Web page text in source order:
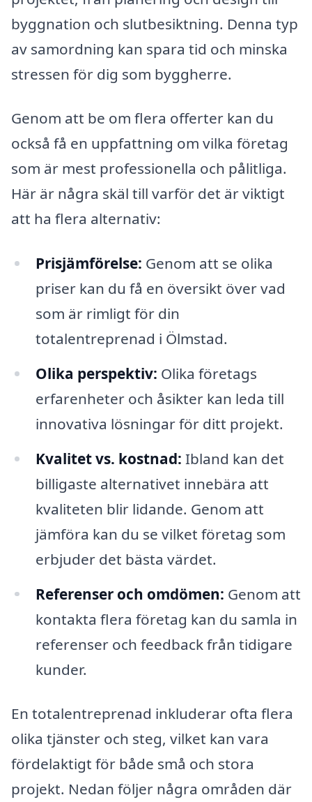
byggnation och slutbesiktning. Denna typ
av samordning kan spara tid och minska
stressen för dig som byggherre.
Genom att be om flera offerter kan du
också få en uppfattning om vilka företag
som är mest professionella och pålitliga.
Här är några skäl till varför det är viktigt
att ha flera alternativ:
Prisjämförelse: Genom att se olika
priser kan du få en översikt över vad
som är rimligt för din
totalentreprenad i Ölmstad.
Olika perspektiv: Olika företags
erfarenheter och åsikter kan leda till
innovativa lösningar för ditt projekt.
Kvalitet vs. kostnad: Ibland kan det
billigaste alternativet innebära att
kvaliteten blir lidande. Genom att
jämföra kan du se vilket företag som
erbjuder det bästa värdet.
Referenser och omdömen: Genom att
kontakta flera företag kan du samla in
referenser och feedback från tidigare
kunder.
En totalentreprenad inkluderar ofta flera
olika tjänster och steg, vilket kan vara
fördelaktigt för både små och stora
projekt. Nedan följer några områden där